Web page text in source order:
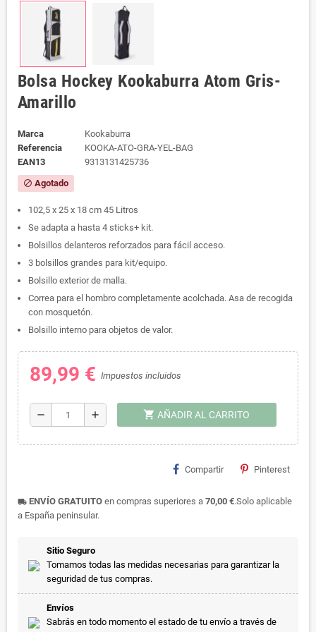
Bolsa Hockey Kookaburra Atom Gris-
Amarillo
Marca
Kookaburra
Referencia
KOOKA-ATO-GRA-YEL-BAG
EAN13
9313131425736
block Agotado
102,5 x 25 x 18 cm 45 Litros
Se adapta a hasta 4 sticks+ kit.
Bolsillos delanteros reforzados para fácil acceso.
3 bolsillos grandes para kit/equipo.
Bolsillo exterior de malla.
Correa para el hombro completamente acolchada. Asa de recogida
con mosquetón.
Bolsillo interno para objetos de valor.
89,99 € Impuestos incluidos
remove add shopping_cart AÑADIR AL CARRITO
Compartir Pinterest
local_shipping ENVÍO GRATUITO en compras superiores a 70,00 €.Solo aplicable
a España peninsular.
Sitio Seguro
Tomamos todas las medidas necesarias para garantizar la
seguridad de tus compras.
Envíos
Sabrás en todo momento el estado de tu envío a través de